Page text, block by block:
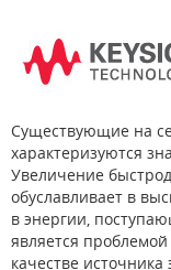
Существующие на
характеризуются
Увеличение
обуславливает в
в энергии,
является
качестве